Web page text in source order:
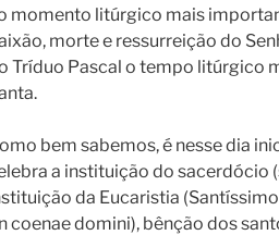
momento litúrgico mais
morte e ressurreição do
Tríduo Pascal o tempo litúrgico
bem sabemos, é nesse dia
a instituição do sacerdócio
da Eucaristia
coenae domini), bênção dos